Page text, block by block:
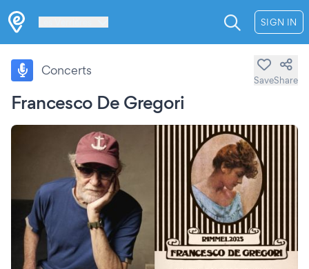
SIGN IN
Francesco De Gregori
Concerts
SaveShare